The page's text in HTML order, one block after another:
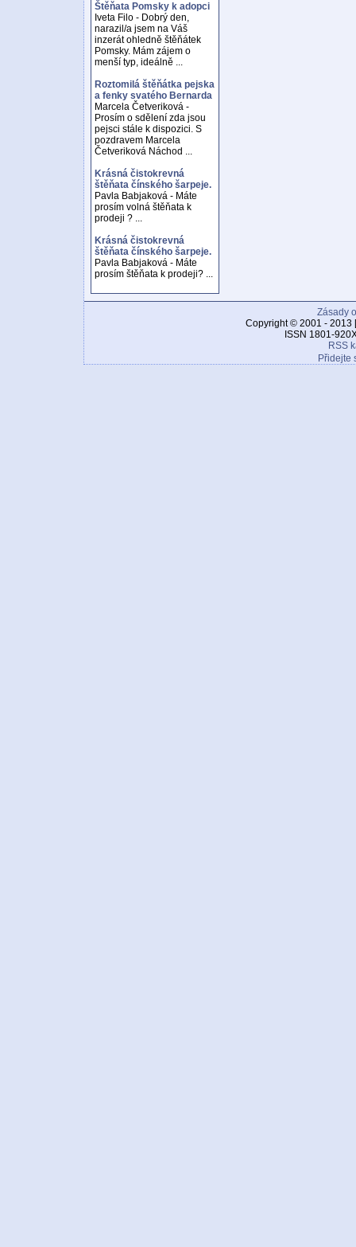
Štěňata Pomsky k adopci
Iveta Filo - Dobrý den,
narazil/a jsem na Váš
inzerát ohledně štěňátek
Pomsky. Mám zájem o
menší typ, ideálně ...
Roztomilá štěňátka pejska
a fenky svatého Bernarda
Marcela Četveriková -
Prosím o sdělení zda jsou
pejsci stále k dispozici. S
pozdravem Marcela
Četveriková Náchod ...
Krásná čistokrevná
štěňata čínského šarpeje.
Pavla Babjaková - Máte
prosím volná štěňata k
prodeji ? ...
Krásná čistokrevná
štěňata čínského šarpeje.
Pavla Babjaková - Máte
prosím štěňata k prodeji? ...
Zásady
Copyright © 2001 - 2013
ISSN 1801-
RSS
Přidejte